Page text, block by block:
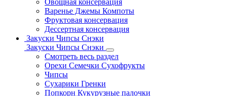
Овощная консервация
Варенье Джемы Компоты
Фруктовая консервация
Дессертная консервация
Закуски Чипсы Снэки
Закуски Чипсы Снэки
Смотреть весь раздел
Орехи Семечки Сухофрукты
Чипсы
Сухарики Гренки
Попкорн Кукурузные палочки